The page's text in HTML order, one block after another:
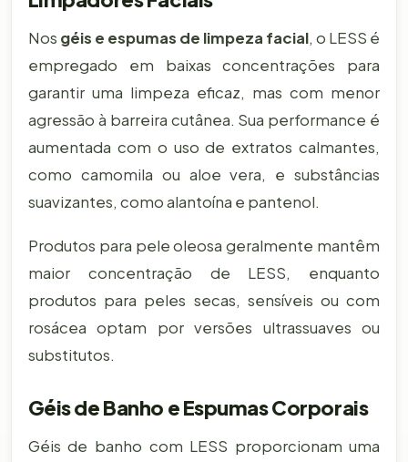
Nos géis e espumas de limpeza facial, o LESS é
empregado em baixas concentrações para
garantir uma limpeza eficaz, mas com menor
agressão à barreira cutânea. Sua performance é
aumentada com o uso de extratos calmantes,
como camomila ou aloe vera, e substâncias
suavizantes, como alantoína e pantenol.
Produtos para pele oleosa geralmente mantêm
maior concentração de LESS, enquanto
produtos para peles secas, sensíveis ou com
rosácea optam por versões ultrassuaves ou
substitutos.
Géis de Banho e Espumas Corporais
Géis de banho com LESS proporcionam uma